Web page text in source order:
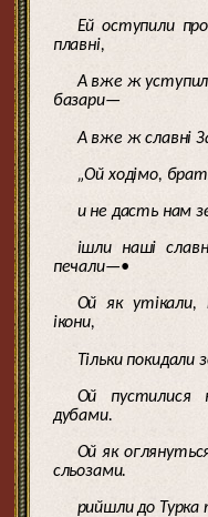
Ей оступили
плавні,
А вже ж уступили
базари—
А вже ж славні
„Ой ходімо,
и не дасть нам
ішли наші
печали—•
Ой як утікали,
ікони,
Тільки
Ой пустилися
дубами.
Ой як
сльозами.
рийшли до Турка